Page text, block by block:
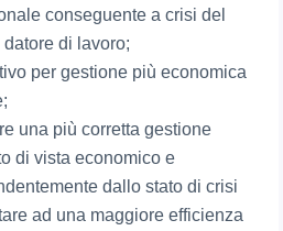
conseguente a crisi del
di lavoro;
per gestione più economica
una più corretta gestione
di vista economico e
dallo stato di crisi
ad una maggiore efficienza